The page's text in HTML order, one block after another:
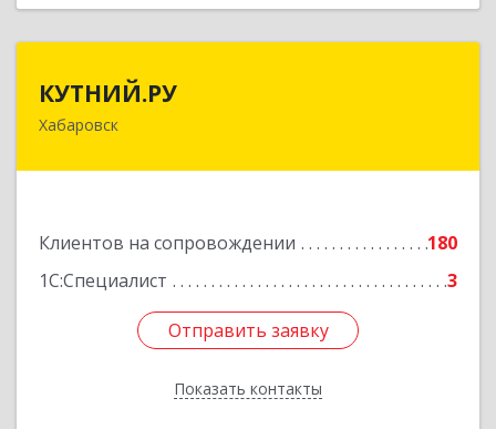
КУТНИЙ.РУ
Хабаровск
Клиентов на сопровождении
180
1С:Специалист
3
Отправить заявку
Показать контакты
680007, Хабаровский край, Хабаровск г,
Отправить заявку
Назад